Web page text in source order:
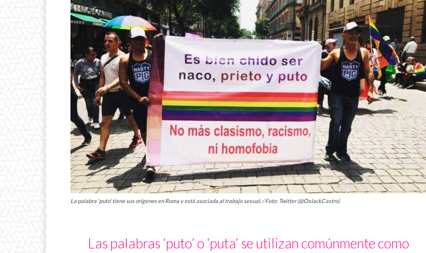
La palabra 'puto' tiene sus orígenes en Roma y está asociada al trabajo sexual. / Foto: Twitter (@OxlackCastro)
Las palabras ‘puto’ o ‘puta’ se utilizan comúnmente como